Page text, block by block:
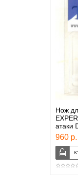
Нож
атаки
960 р.